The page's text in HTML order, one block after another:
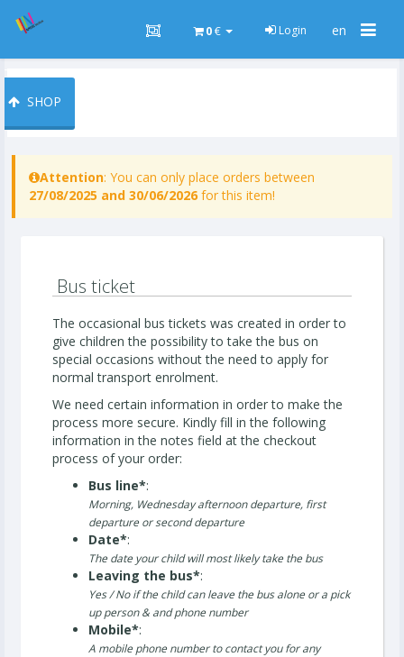
0€ Login en
SHOP
Attention: You can only place orders between
27/08/2025 and 30/06/2026 for this item!
Bus ticket
The occasional bus tickets was created in order to
give children the possibility to take the bus on
special occasions without the need to apply for
normal transport enrolment.
We need certain information in order to make the
process more secure. Kindly fill in the following
information in the notes field at the checkout
process of your order:
Bus line*:
Morning, Wednesday afternoon departure, first
departure or second departure
Date*:
The date your child will most likely take the bus
Leaving the bus*:
Yes / No if the child can leave the bus alone or a pick
up person & and phone number
Mobile*:
A mobile phone number to contact you for any